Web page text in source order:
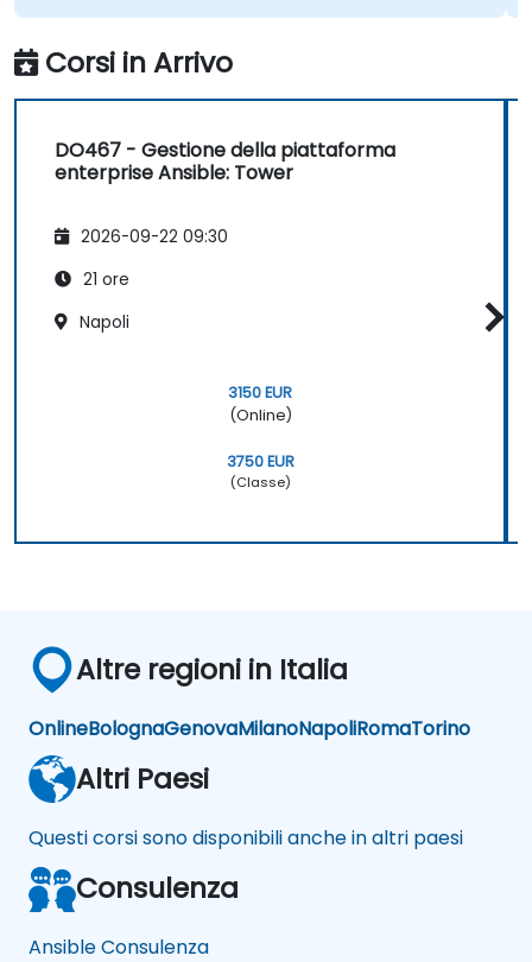
Corsi in Arrivo
DO467 - Gestione della piattaforma
enterprise Ansible: Tower
2026-09-22 09:30
21 ore
Napoli
3150 EUR
(Online)
3750 EUR
(Classe)
Altre regioni in Italia
OnlineBolognaGenovaMilanoNapoliRomaTorino
Altri Paesi
Questi corsi sono disponibili anche in altri paesi
Consulenza
Ansible Consulenza